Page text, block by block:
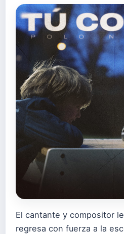
El cantante y compositor
regresa con fuerza a la